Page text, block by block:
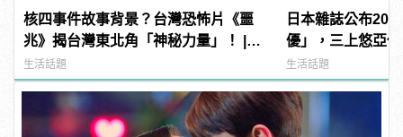
核四事件故事背景？台灣恐怖片《噩
兆》揭台灣東北角「神秘力量」！ |
manfashion這樣變型男
生活話題
日本雜誌公布
優」，三上悠亞
manfashion這樣
生活話題